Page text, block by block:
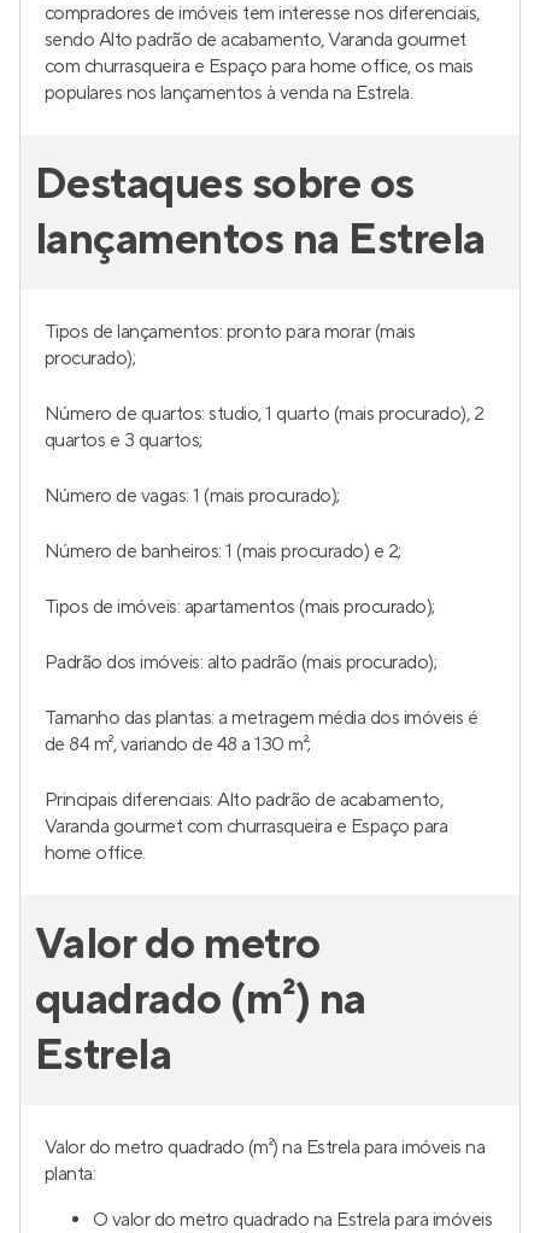
compradores de imóveis tem interesse nos diferenciais,
sendo Alto padrão de acabamento, Varanda gourmet
com churrasqueira e Espaço para home office, os mais
populares nos lançamentos à venda na Estrela.
Destaques sobre os
lançamentos na Estrela
Tipos de lançamentos: pronto para morar (mais
procurado);
Número de quartos: studio, 1 quarto (mais procurado), 2
quartos e 3 quartos;
Número de vagas: 1 (mais procurado);
Número de banheiros: 1 (mais procurado) e 2;
Tipos de imóveis: apartamentos (mais procurado);
Padrão dos imóveis: alto padrão (mais procurado);
Tamanho das plantas: a metragem média dos imóveis é
de 84 m², variando de 48 a 130 m²;
Principais diferenciais: Alto padrão de acabamento,
Varanda gourmet com churrasqueira e Espaço para
home office.
Valor do metro
quadrado (m²) na
Estrela
Valor do metro quadrado (m²) na Estrela para imóveis na
planta:
O valor do metro quadrado na Estrela para imóveis